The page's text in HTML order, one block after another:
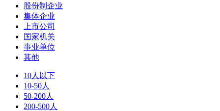
股份制企业
集体企业
上市公司
国家机关
事业单位
其他
10人以下
10-50人
50-200人
200-500人